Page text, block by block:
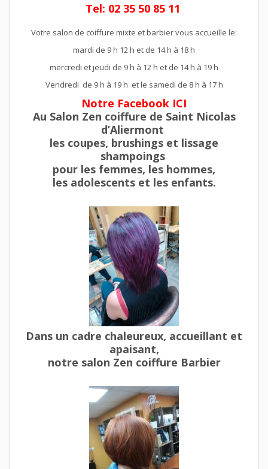
Tel: 02 35 50 85 11
Votre salon de coiffure mixte et barbier vous accueille le:
mardi de 9 h 12 h et de 14 h à 18 h
mercredi et jeudi de 9 h à 12 h et de 14 h à 19 h
Vendredi de 9 h à 19 h et le samedi de 8 h à 17 h
Notre Facebook ICI
Au Salon Zen coiffure de Saint Nicolas
d’Aliermont
les coupes, brushings et lissage
shampoings
pour les femmes, les hommes,
les adolescents et les enfants.
Dans un cadre chaleureux, accueillant et
apaisant,
notre salon Zen coiffure Barbier